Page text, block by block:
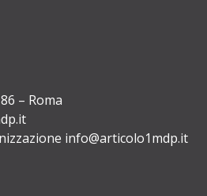
– Roma
info@articolo1mdp.it